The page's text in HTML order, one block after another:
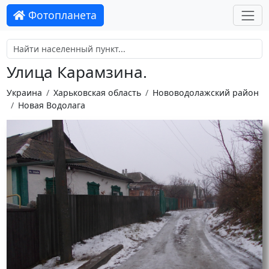
Фотопланета
Улица Карамзина.
Украина Харьковская область
Нововодолажский район
Новая Водолага